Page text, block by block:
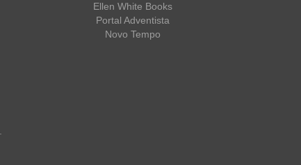
Ellen White Books
Portal Adventista
Novo Tempo